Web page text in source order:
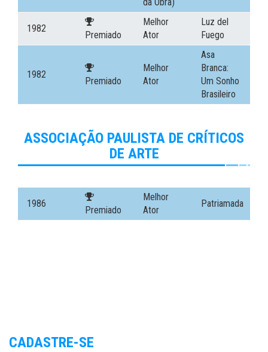
1982
Premiado
Melhor
Ator
Luz del
Fuego
1982
Premiado
Melhor
Ator
Asa
Branca:
Um Sonho
Brasileiro
ASSOCIAÇÃO PAULISTA DE CRÍTICOS
DE ARTE
1986
Premiado
Melhor
Ator
Patriamada
CADASTRE-SE